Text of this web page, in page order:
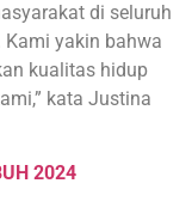
di seluruh
yakin bahwa
kualitas hidup
kata Justina
2024